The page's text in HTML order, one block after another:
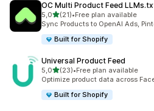
OC Multi Product Feed
5,0stelle su 5
(21)
21 recensioni totali
•Free plan available
Sync Products to OpenAI Ads,
Built for Shopify
Universal Product Feed
5,0stelle su 5
(23)
23 recensioni totali
•Free plan available
Optimize product data across
Built for Shopify